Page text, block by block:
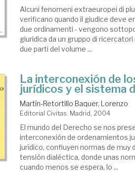
Alcuni fenomeni extraeuropei di
verificano quando il giudice deve
due ordinamenti - vengono
giuridica da un gruppo di
due parti del volume ...
La interconexión de
jurídicos y el sistema
Martín-Retortillo Baquer, Lorenzo
Editorial Civitas. Madrid, 2004
El mundo del Derecho se nos
interconexión de ordenamientos
jurídico, confluyen normas de muy
tensión dialéctica, donde unas
cuando menos se espera, lo ...